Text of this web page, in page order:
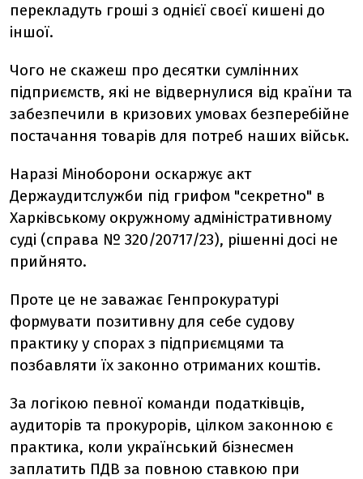
перекладуть гроші з однієї своєї кишені до
іншої.
Чого не скажеш про десятки сумлінних
підприємств, які не відвернулися від країни та
забезпечили в кризових умовах безперебійне
постачання товарів для потреб наших військ.
Наразі Міноборони оскаржує акт
Держаудитслужби під грифом "секретно" в
Харківському окружному адміністративному
суді (справа № 320/20717/23), рішенні досі не
прийнято.
Проте це не заважає Генпрокуратурі
формувати позитивну для себе судову
практику у спорах з підприємцями та
позбавляти їх законно отриманих коштів.
За логікою певної команди податківців,
аудиторів та прокурорів, цілком законною є
практика, коли український бізнесмен
заплатить ПДВ за повною ставкою при